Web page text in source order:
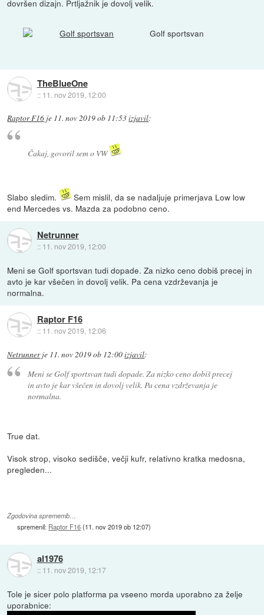
dovršen dizajn. Prtljažnik je dovolj velik.
Golf sportsvan
TheBlueOne
:: 11. nov 2019, 12:00
Raptor F16 je 11. nov 2019 ob 11:53izjavil:
Čakaj, govoril sem o VW
Slabo sledim.
Sem mislil, da se nadaljuje primerjava Low low
end Mercedes vs. Mazda za podobno ceno.
Netrunner
:: 11. nov 2019, 12:00
Meni se Golf sportsvan tudi dopade. Za nizko ceno dobiš precej in
avto je kar všečen in dovolj velik. Pa cena vzdrževanja je
normalna.
Raptor F16
:: 11. nov 2019, 12:06
Netrunnerje 11. nov 2019 ob 12:00izjavil:
Meni se Golf sportsvan tudi dopade. Za nizko ceno dobiš precej
in avto je kar všečen in dovolj velik. Pa cena vzdrževanja je
normalna.
True dat.
Visok strop, visoko sedišče, večji kufr, relativno kratka medosna,
pregleden...
Zgodovina sprememb…
spremenil: Raptor F16(11. nov 2019 ob 12:07)
al1976
:: 11. nov 2019, 12:17
Tole je sicer polo platforma pa vseeno morda uporabno za želje
uporabnice: